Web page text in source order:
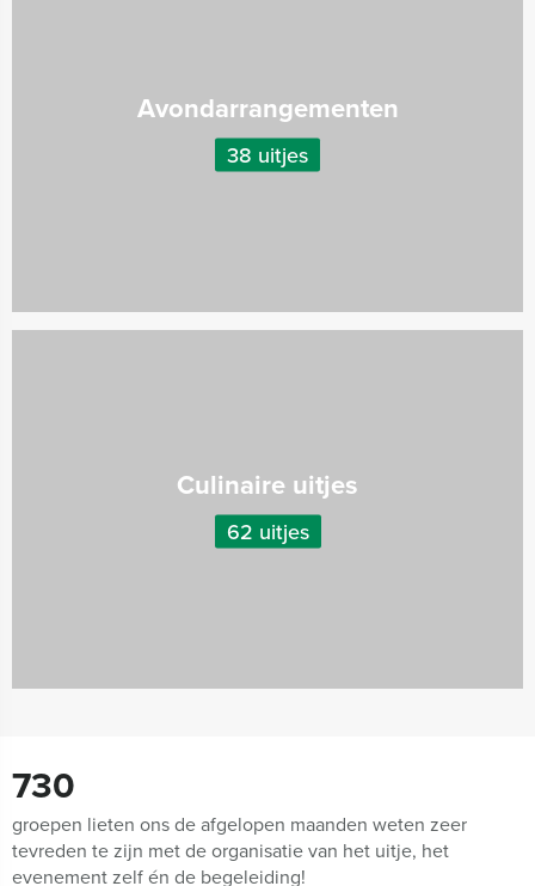
Avondarrangementen
38 uitjes
Culinaire uitjes
62 uitjes
730
groepen lieten ons de afgelopen maanden weten zeer
tevreden te zijn met de organisatie van het uitje, het
evenement zelf én de begeleiding!